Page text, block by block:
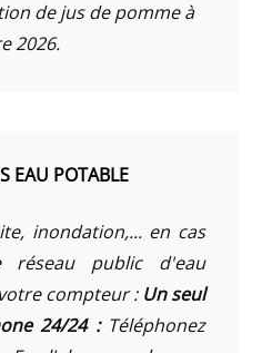
de jus de pomme à
2026.
EAU POTABLE
inondation,... en cas
réseau public d'eau
compteur : Un seul
24/24 :Téléphonez